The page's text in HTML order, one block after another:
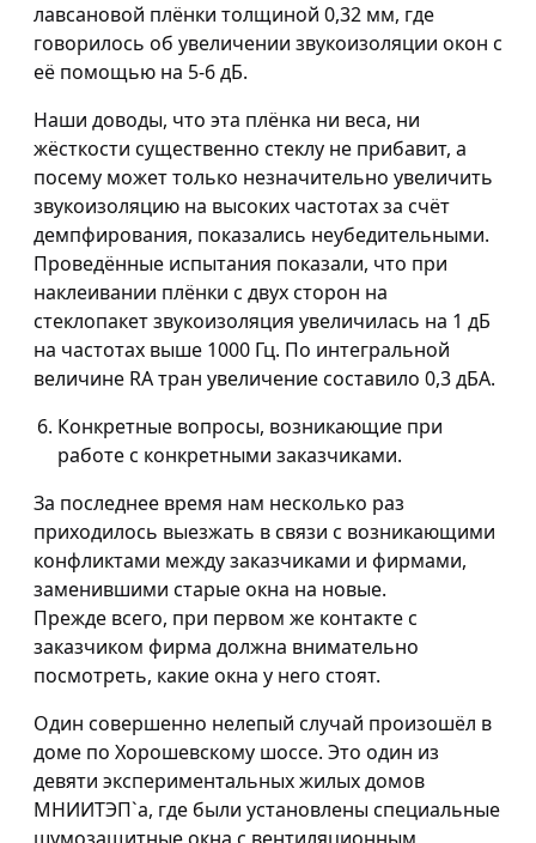
лавсановой плёнки толщиной 0,32 мм, где
говорилось об увеличении звукоизоляции окон с
её помощью на 5-6 дБ.
Наши доводы, что эта плёнка ни веса, ни
жёсткости существенно стеклу не прибавит, а
посему может только незначительно увеличить
звукоизоляцию на высоких частотах за счёт
демпфирования, показались неубедительными.
Проведённые испытания показали, что при
наклеивании плёнки с двух сторон на
стеклопакет звукоизоляция увеличилась на 1 дБ
на частотах выше 1000 Гц. По интегральной
величине RA тран увеличение составило 0,3 дБА.
Конкретные вопросы, возникающие при
работе с конкретными заказчиками.
За последнее время нам несколько раз
приходилось выезжать в связи с возникающими
конфликтами между заказчиками и фирмами,
заменившими старые окна на новые.
Прежде всего, при первом же контакте с
заказчиком фирма должна внимательно
посмотреть, какие окна у него стоят.
Один совершенно нелепый случай произошёл в
доме по Хорошевскому шоссе. Это один из
девяти экспериментальных жилых домов
МНИИТЭП`а, где были установлены специальные